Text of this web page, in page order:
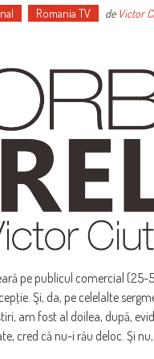
Romania TV de Victor
pe publicul comercial (25-
Şi, da, pe celelalte
am fost al doilea, după,
cred că nu-i rău deloc. Şi